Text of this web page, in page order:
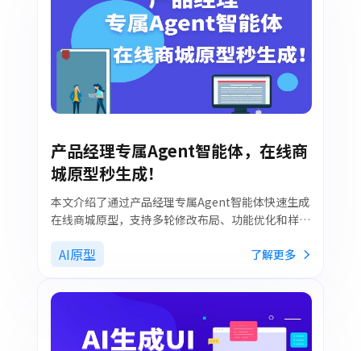
产品经理专属Agent智能体，在线商
城原型秒生成！
本文介绍了通过产品经理专属Agent智能体快速生成
在线商城原型，支持多轮修改布局、功能优化和样式
调整，让产品经理零基础即可高效落地产品概念，同
时提升团队协作效率和原型迭代速度。
AI原型 了解更多